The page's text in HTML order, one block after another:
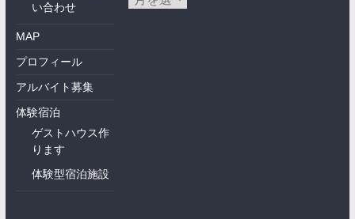
い合わせ
MAP
プロフィール
アルバイト募集
体験宿泊
ゲストハウス作
ります
体験型宿泊施設